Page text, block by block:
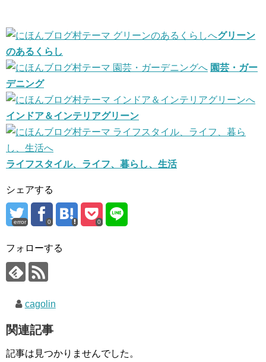
グリーン
のあるくらし
園芸・ガー
デニング
インドア＆インテリアグリーン
ライフスタイル、ライフ、暮らし、生活
シェアする
error 0 0
フォローする
cagolin
関連記事
記事は見つかりませんでした。